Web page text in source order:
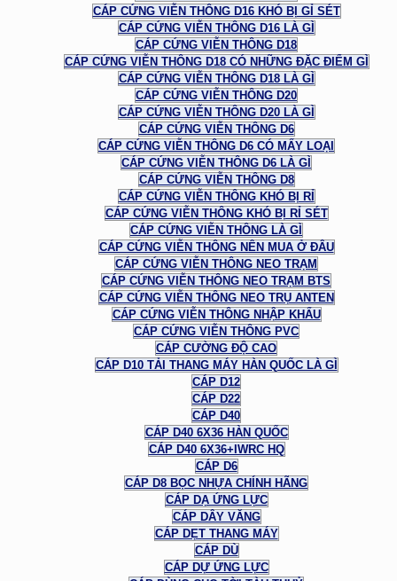
CÁP CỨNG VIỄN THÔNG D16 KHÓ BỊ GỈ SÉT
CÁP CỨNG VIỄN THÔNG D16 LÀ GÌ
CÁP CỨNG VIỄN THÔNG D18
CÁP CỨNG VIỄN THÔNG D18 CÓ NHỮNG ĐẶC ĐIỂM GÌ
CÁP CỨNG VIỄN THÔNG D18 LÀ GÌ
CÁP CỨNG VIỄN THÔNG D20
CÁP CỨNG VIỄN THÔNG D20 LÀ GÌ
CÁP CỨNG VIỄN THÔNG D6
CÁP CỨNG VIỄN THÔNG D6 CÓ MẤY LOẠI
CÁP CỨNG VIỄN THÔNG D6 LÀ GÌ
CÁP CỨNG VIỄN THÔNG D8
CÁP CỨNG VIỄN THÔNG KHÓ BỊ RỈ
CÁP CỨNG VIỄN THÔNG KHÓ BỊ RỈ SÉT
CÁP CỨNG VIỄN THÔNG LÀ GÌ
CÁP CỨNG VIỄN THÔNG NÊN MUA Ở ĐÂU
CÁP CỨNG VIỄN THÔNG NEO TRẠM
CÁP CỨNG VIỄN THÔNG NEO TRẠM BTS
CÁP CỨNG VIỄN THÔNG NEO TRỤ ANTEN
CÁP CỨNG VIỄN THÔNG NHẬP KHẨU
CÁP CỨNG VIỄN THÔNG PVC
CÁP CƯỜNG ĐỘ CAO
CÁP D10 TẢI THANG MÁY HÀN QUỐC LÀ GÌ
CÁP D12
CÁP D22
CÁP D40
CÁP D40 6X36 HÀN QUỐC
CÁP D40 6X36+IWRC HQ
CÁP D6
CÁP D8 BỌC NHỰA CHÍNH HÃNG
CÁP DẠ ỨNG LỰC
CÁP DÂY VĂNG
CÁP DẸT THANG MÁY
CÁP DÙ
CÁP DỰ ỨNG LỰC